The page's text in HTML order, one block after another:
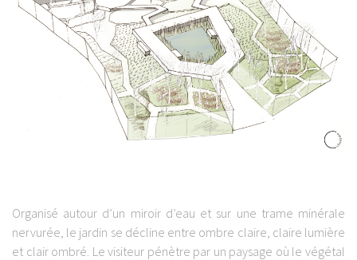
Organisé autour d’un miroir d’eau et sur une trame minérale
nervurée, le jardin se décline entre ombre claire, claire lumière
et clair ombré. Le visiteur pénètre par un paysage où le végétal